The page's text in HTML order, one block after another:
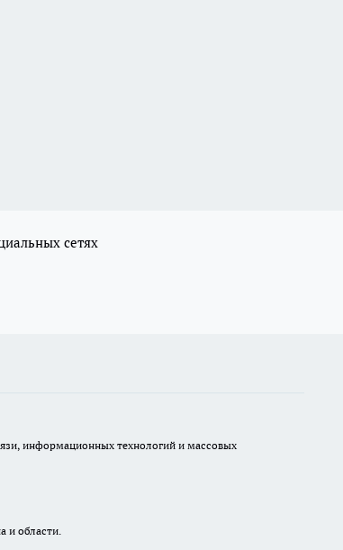
сетях
информационных технологий и массовых
и области.